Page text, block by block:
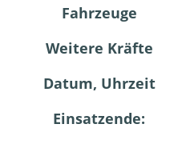
Fahrzeuge
Weitere Kräfte
Datum, Uhrzeit
Einsatzende: